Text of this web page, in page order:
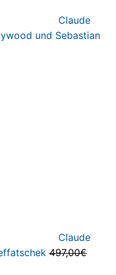
Claude
und Sebastian
Claude
497,00€